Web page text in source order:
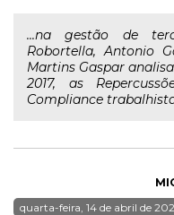
...na gestão de
Robortella, Antonio
Martins Gaspar
2017, as
Compliance trabalhista
quarta-feira, 14 de abril de